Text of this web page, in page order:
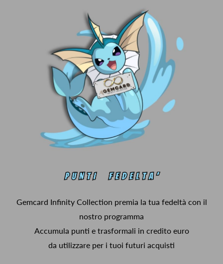
Gemcard Infinity Collection premia la tua fedeltà con il
nostro programma
Accumula punti e trasformali in credito euro
da utilizzare per i tuoi futuri acquisti